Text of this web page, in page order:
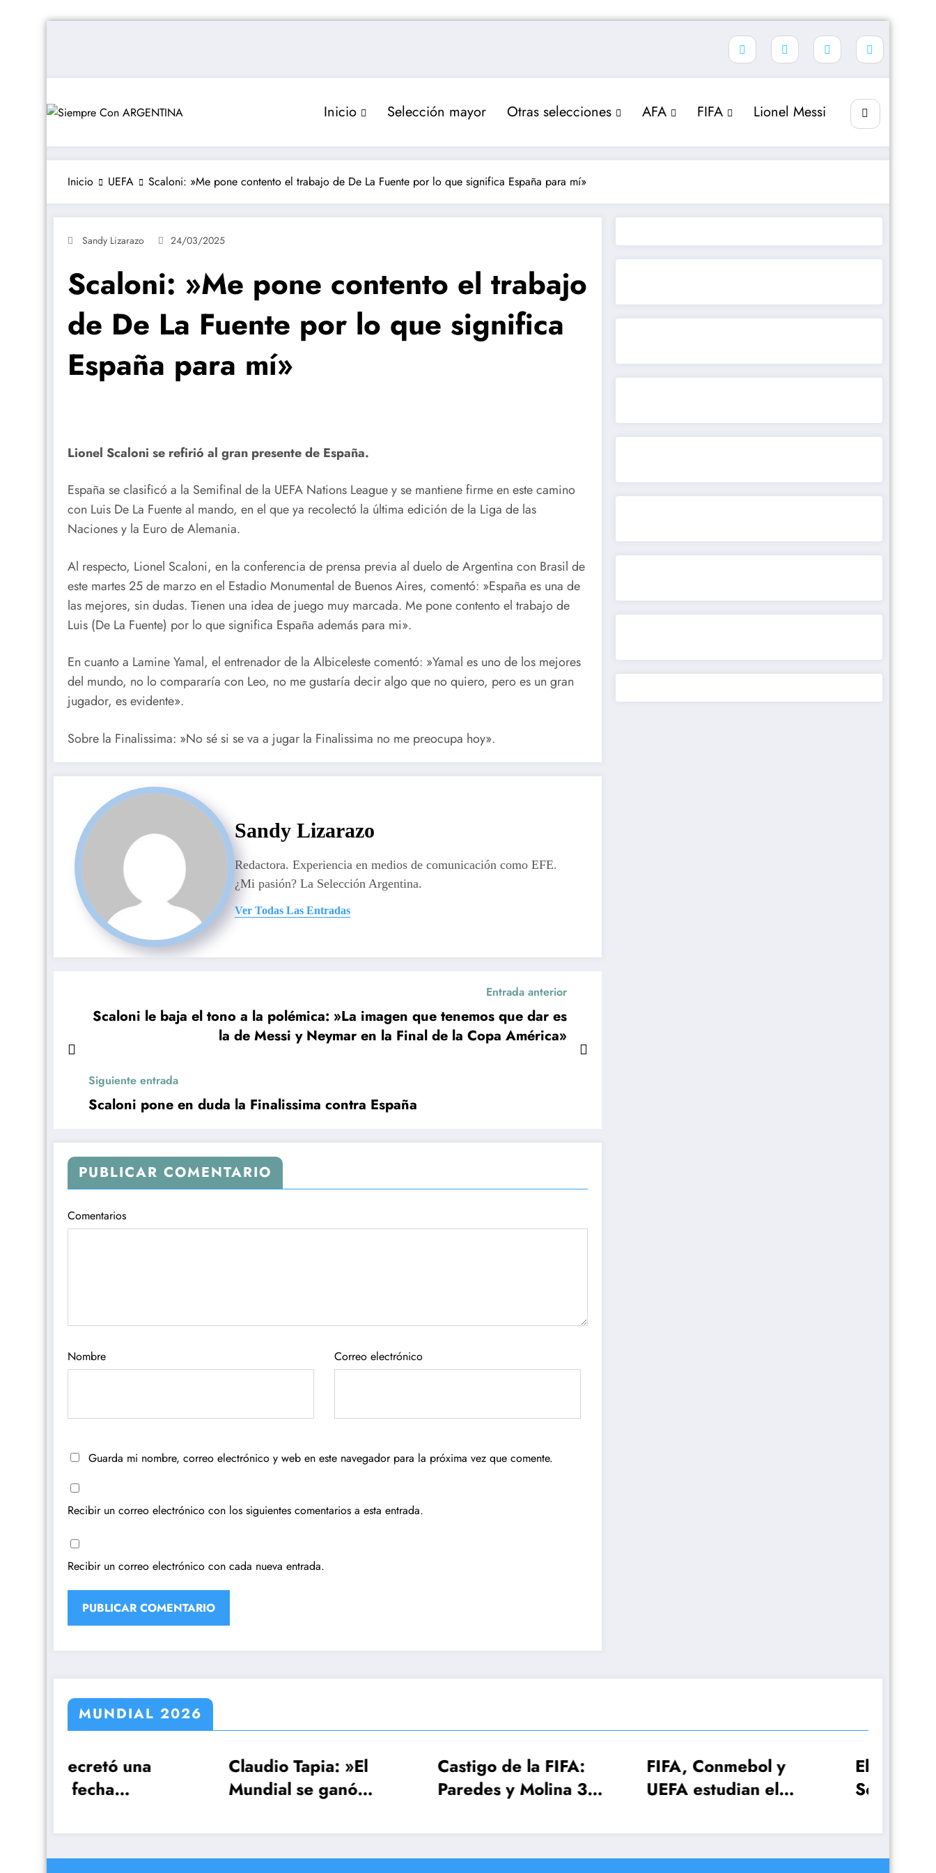
Inicio Selección mayor Otras selecciones AFA FIFA Lionel Messi
Inicio UEFA Scaloni: »Me pone contento el trabajo de De La Fuente por lo que significa España para mí»
Sandy Lizarazo 24/03/2025
Scaloni: »Me pone contento el trabajo
de De La Fuente por lo que significa
España para mí»
Lionel Scaloni se refirió al gran presente de España.
España se clasificó a la Semifinal de la UEFA Nations League y se mantiene firme en este camino
con Luis De La Fuente al mando, en el que ya recolectó la última edición de la Liga de las
Naciones y la Euro de Alemania.
Al respecto, Lionel Scaloni, en la conferencia de prensa previa al duelo de Argentina con Brasil de
este martes 25 de marzo en el Estadio Monumental de Buenos Aires, comentó: »España es una de
las mejores, sin dudas. Tienen una idea de juego muy marcada. Me pone contento el trabajo de
Luis (De La Fuente) por lo que significa España además para mi».
En cuanto a Lamine Yamal, el entrenador de la Albiceleste comentó: »Yamal es uno de los mejores
del mundo, no lo compararía con Leo, no me gustaría decir algo que no quiero, pero es un gran
jugador, es evidente».
Sobre la Finalissima: »No sé si se va a jugar la Finalissima no me preocupa hoy».
Sandy Lizarazo
Redactora. Experiencia en medios de comunicación como EFE.
¿Mi pasión? La Selección Argentina.
Ver Todas Las Entradas
Entrada anterior
Scaloni le baja el tono a la polémica: »La imagen que tenemos que dar es
la de Messi y Neymar en la Final de la Copa América»
Siguiente entrada
Scaloni pone en duda la Finalissima contra España
PUBLICAR COMENTARIO
Comentarios
Nombre Correo electrónico
Guarda mi nombre, correo electrónico y web en este navegador para la próxima vez que comente.
Recibir un correo electrónico con los siguientes comentarios a esta entrada.
Recibir un correo electrónico con cada nueva entrada.
MUNDIAL 2026
Claudio Tapia: »El
Mundial se ganó
Inglaterra»
Castigo de la FIFA:
Paredes y Molina 3
sola
FIFA, Conmebol y
UEFA estudian el
¡64 selecciones!
El plan de Lionel
Scaloni para el
26 jugadores